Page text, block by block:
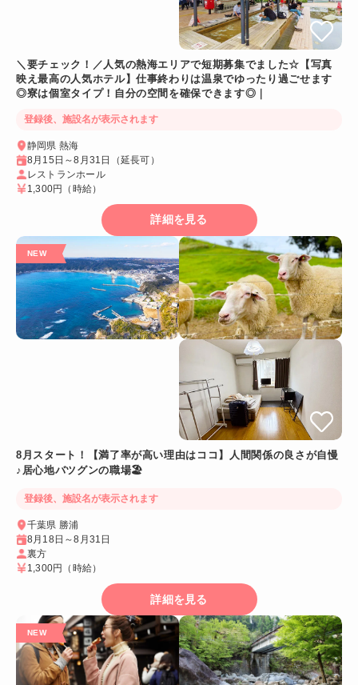
＼要チェック！／人気の熱海エリアで短期募集でました☆【写真
映え最高の人気ホテル】仕事終わりは温泉でゆったり過ごせます
◎寮は個室タイプ！自分の空間を確保できます◎｜
登録後、施設名が表示されます
静岡県 熱海
8月15日～8月31日（延長可）
レストランホール
1,300円 （時給）
詳細を見る
8月スタート！【満了率が高い理由はココ】人間関係の良さが自慢
♪居心地バツグンの職場🏖️
登録後、施設名が表示されます
千葉県 勝浦
8月18日～8月31日
裏方
1,300円
（時給）
詳細を見る